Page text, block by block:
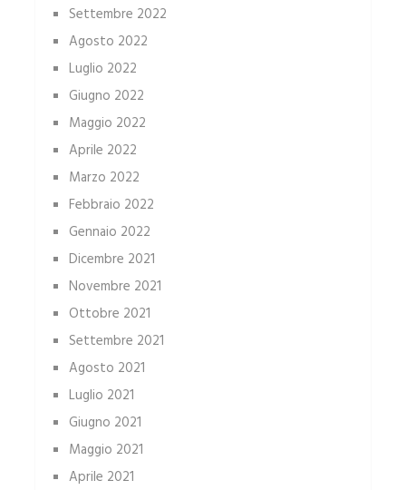
Settembre 2022
Agosto 2022
Luglio 2022
Giugno 2022
Maggio 2022
Aprile 2022
Marzo 2022
Febbraio 2022
Gennaio 2022
Dicembre 2021
Novembre 2021
Ottobre 2021
Settembre 2021
Agosto 2021
Luglio 2021
Giugno 2021
Maggio 2021
Aprile 2021